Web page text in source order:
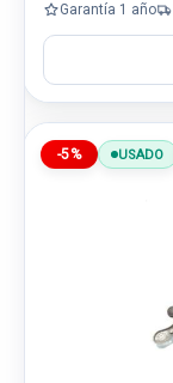
Garantía 1 año
-5% USADO